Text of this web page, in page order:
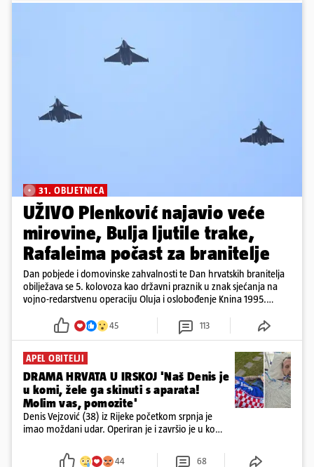
31. OBLJETNICA
UŽIVO Plenković najavio veće
mirovine, Bulja ljutile trake,
Rafaleima počast za branitelje
Dan pobjede i domovinske zahvalnosti te Dan hrvatskih branitelja
obilježava se 5. kolovoza kao državni praznik u znak sjećanja na
vojno-redarstvenu operaciju Oluja i oslobođenje Knina 1995.
45 113
APEL OBITELJI
DRAMA HRVATA U IRSKOJ 'Naš Denis je
u komi, žele ga skinuti s aparata!
Molim vas, pomozite'
Denis Vejzović (38) iz Rijeke početkom srpnja je
imao moždani udar. Operiran je i završio je u komi.
tamošnji liječnici ne vjeruju u oporavak: 'Imamo
44 68